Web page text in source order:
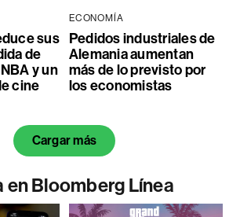
sus
de
y un
cine
ECONOMÍA
Pedidos industriales de
Alemania aumentan
más de lo previsto por
los economistas
Cargar más
en Bloomberg Línea